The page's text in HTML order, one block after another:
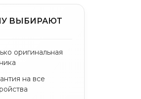
ВЫБИРАЮТ
оригинальная
на все